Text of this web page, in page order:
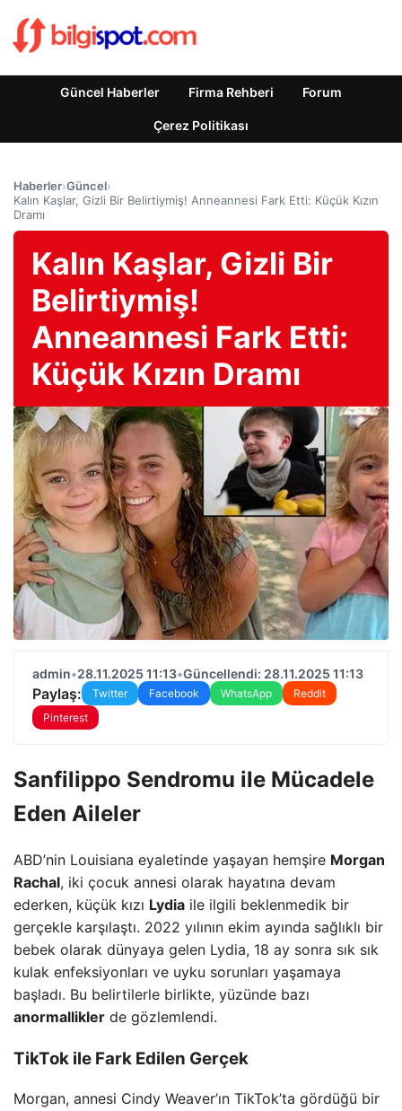
Güncel Haberler Firma Rehberi Forum
Çerez Politikası
Haberler›Güncel›
Kalın Kaşlar, Gizli Bir Belirtiymiş! Anneannesi Fark Etti: Küçük Kızın
Dramı
Kalın Kaşlar, Gizli Bir
Belirtiymiş!
Anneannesi Fark Etti:
Küçük Kızın Dramı
admin•28.11.2025 11:13•Güncellendi: 28.11.2025 11:13
Paylaş: Twitter Facebook WhatsApp
Reddit
Pinterest
Sanfilippo Sendromu ile Mücadele
Eden Aileler
ABD’nin Louisiana eyaletinde yaşayan hemşire Morgan
Rachal, iki çocuk annesi olarak hayatına devam
ederken, küçük kızı Lydia ile ilgili beklenmedik bir
gerçekle karşılaştı. 2022 yılının ekim ayında sağlıklı bir
bebek olarak dünyaya gelen Lydia, 18 ay sonra sık sık
kulak enfeksiyonları ve uyku sorunları yaşamaya
başladı. Bu belirtilerle birlikte, yüzünde bazı
anormallikler de gözlemlendi.
TikTok ile Fark Edilen Gerçek
Morgan, annesi Cindy Weaver’ın TikTok’ta gördüğü bir